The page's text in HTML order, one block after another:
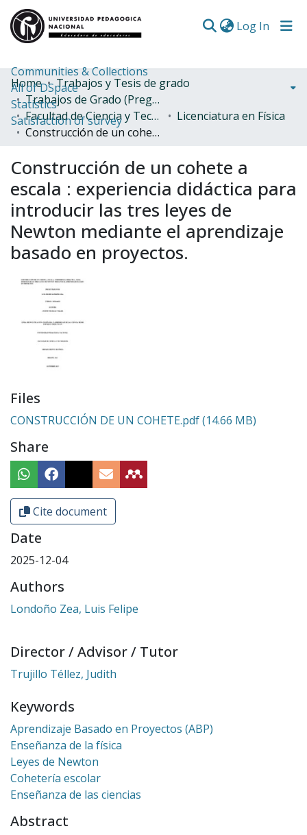
Log In
Communities & Collections
All of DSpace
Statistics
Satisfaction of survey
Home
Trabajos y Tesis de grado
Trabajos de Grado (Pregrado)
Facultad de Ciencia y Tecnología
Licenciatura en Física
Construcción de un cohete a escala : experiencia didáctica para introducir las tres leyes de Newton mediante el aprendizaje basado en proyectos.
Construcción de un cohete a
escala : experiencia didáctica para
introducir las tres leyes de
Newton mediante el aprendizaje
basado en proyectos.
Files
CONSTRUCCIÓN DE UN COHETE.pdf(14.66 MB)
Share
Cite document
Date
2025-12-04
Authors
Londoño Zea, Luis Felipe
Director / Advisor / Tutor
Trujillo Téllez, Judith
Keywords
Aprendizaje Basado en Proyectos (ABP)
Enseñanza de la física
Leyes de Newton
Cohetería escolar
Enseñanza de las ciencias
Abstract